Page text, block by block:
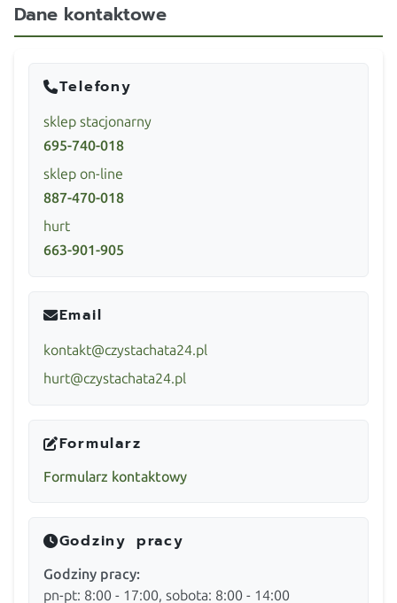
Dane kontaktowe
Telefony
sklep stacjonarny
695-740-018
sklep on-line
887-470-018
hurt
663-901-905
Email
kontakt@czystachata24.pl
hurt@czystachata24.pl
Formularz
Formularz kontaktowy
Godziny pracy
Godziny pracy:
pn-pt: 8:00 - 17:00, sobota: 8:00 - 14:00